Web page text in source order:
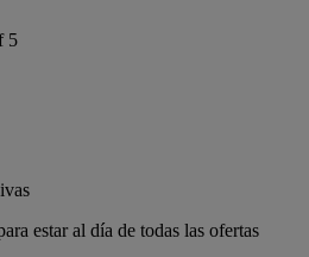
5
estar al día de todas las ofertas